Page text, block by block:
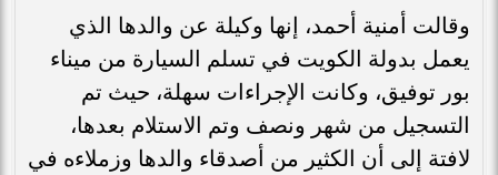
وقالت أمنية أحمد، إنها وكيلة عن والدها الذي
يعمل بدولة الكويت في تسلم السيارة من ميناء
بور توفيق، وكانت الإجراءات سهلة، حيث تم
التسجيل من شهر ونصف وتم الاستلام بعدها،
لافتة إلى أن الكثير من أصدقاء والدها وزملاءه في